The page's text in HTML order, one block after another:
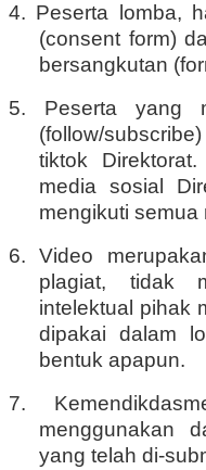
4. Peserta lomba,
(consent form)
bersangkutan
5. Peserta yang
(follow/
tiktok
media sosial
mengikuti semua
6. Video
plagiat, tidak
intelektual pihak
dipakai dalam
bentuk apapun.
7.
menggunakan
yang telah di-